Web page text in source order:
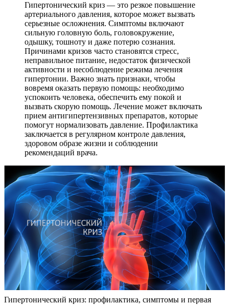
Гипертонический криз — это резкое повышение
артериального давления, которое может вызвать
серьезные осложнения. Симптомы включают
сильную головную боль, головокружение,
одышку, тошноту и даже потерю сознания.
Причинами кризов часто становятся стресс,
неправильное питание, недостаток физической
активности и несоблюдение режима лечения
гипертонии. Важно знать признаки, чтобы
вовремя оказать первую помощь: необходимо
успокоить человека, обеспечить ему покой и
вызвать скорую помощь. Лечение может включать
прием антигипертензивных препаратов, которые
помогут нормализовать давление. Профилактика
заключается в регулярном контроле давления,
здоровом образе жизни и соблюдении
рекомендаций врача.
Гипертонический криз: профилактика, симптомы и первая